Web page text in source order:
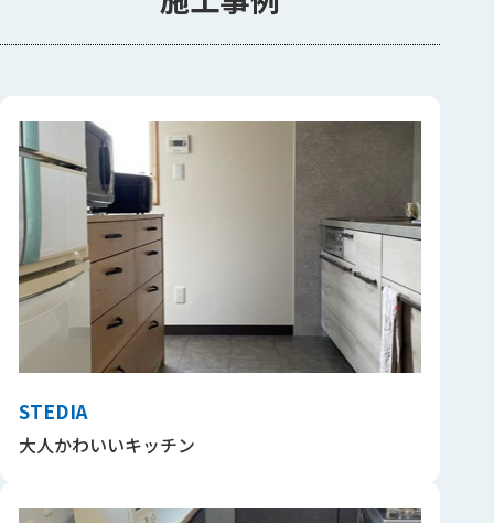
STEDIA
大人かわいいキッチン